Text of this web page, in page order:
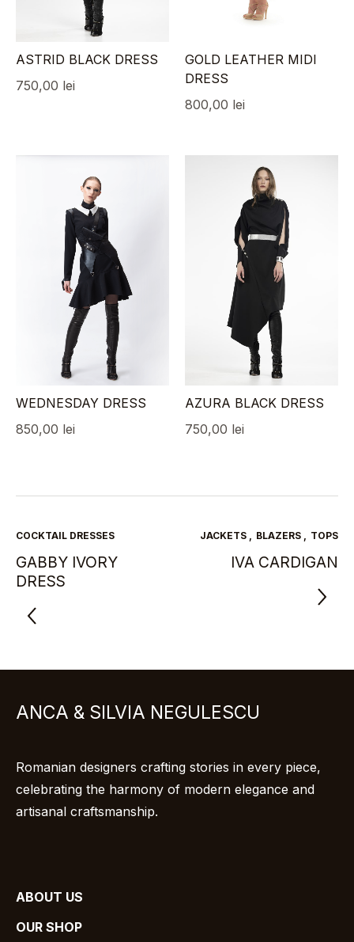
ASTRID BLACK DRESS
750,00 lei
GOLD LEATHER MIDI
DRESS
800,00 lei
WEDNESDAY DRESS
850,00 lei
AZURA BLACK DRESS
750,00 lei
COCKTAIL DRESSES
GABBY IVORY
DRESS
JACKETS , BLAZERS , TOPS
IVA CARDIGAN
ANCA & SILVIA NEGULESCU
Romanian designers crafting stories in every piece,
celebrating the harmony of modern elegance and
artisanal craftsmanship.
ABOUT US
OUR SHOP